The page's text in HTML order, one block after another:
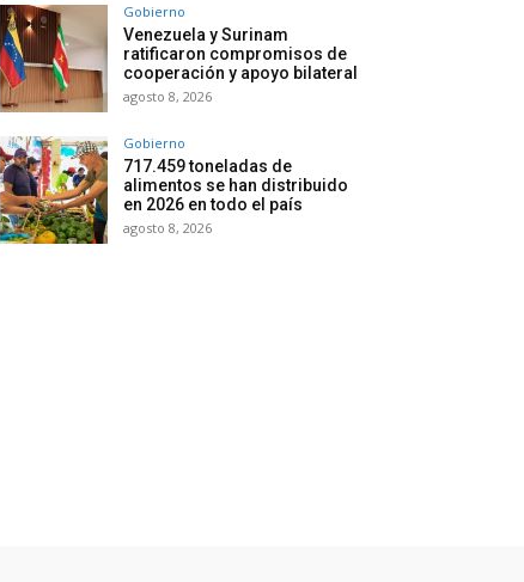
Gobierno
Venezuela y Surinam
ratificaron compromisos de
cooperación y apoyo bilateral
agosto 8, 2026
Gobierno
717.459 toneladas de
alimentos se han distribuido
en 2026 en todo el país
agosto 8, 2026